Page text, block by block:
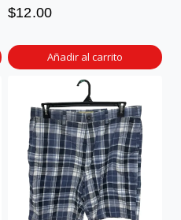
$12.00
Añadir al carrito